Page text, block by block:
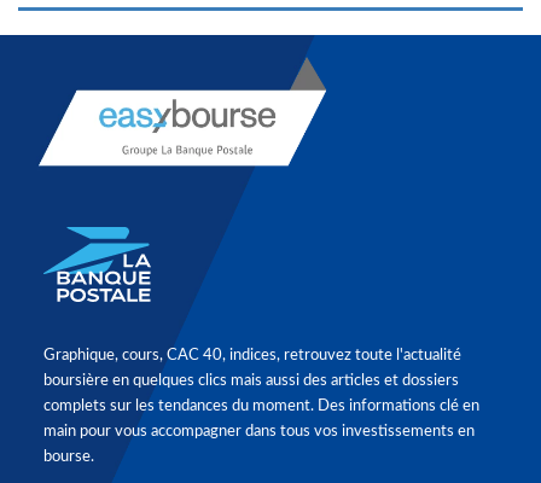
Graphique, cours, CAC 40, indices, retrouvez toute l'actualité
boursière en quelques clics mais aussi des articles et dossiers
complets sur les tendances du moment. Des informations clé en
main pour vous accompagner dans tous vos investissements en
bourse.